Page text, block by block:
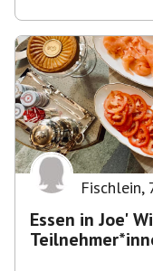
Fischlein,
Essen in Joe'